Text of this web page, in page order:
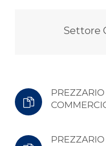
Settore